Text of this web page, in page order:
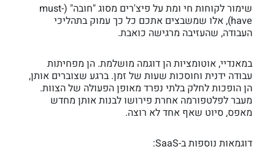
שימור לקוחות חי ומת על פיצ'רים מסוג "חובה" (must-
have), אלו שמשבצים אתכם כל כך עמוק בתהליכי
העבודה, שהעזיבה מרגישה כואבת.
במאנדיי, אוטומציות הן דוגמה מושלמת. הן מפחיתות
עבודה ידנית וחוסכות שעות של זמן. ברגע שצוברים אותן,
הן הופכות לחלק בלתי נפרד מאופן הפעולה של הצוות.
מעבר לפלטפורמה אחרת פירושו לבנות אותן מחדש
מאפס, סיוט שאף אחד לא רוצה.
דוגמאות נוספות ב-SaaS: